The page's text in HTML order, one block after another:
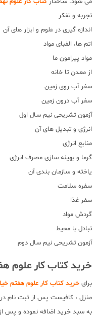
تجربه و تفکر
اندازه گیری در علوم و ابزار های آن
اتم ها، الفبای مواد
مواد پیرامون ما
از معدن تا خانه
سفر آب روی زمین
سفر آب درون زمین
آزمون تشریحی نیم سال اول
انرژی و تبدیل های آن
منابع انرژی
گرما و بهینه سازی مصرف انرژی
یاخته و سازمان بندی آن
سفره سلامت
سفر غذا
گردش مواد
تبادل با محیط
آزمون تشریحی نیم سال دوم
خرید کتاب کار علوم
برای خرید کتاب کار علوم هفتم
منزل ، کافیست پس از ثبت نام در
به سبد خرید اضافه نموده و پس